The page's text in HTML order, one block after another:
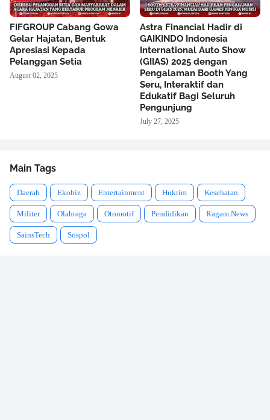
FIFGROUP Cabang Gowa
Gelar Hajatan, Bentuk
Apresiasi Kepada
Pelanggan Setia
August 02, 2025
Astra Financial Hadir di
GAIKINDO Indonesia
International Auto Show
(GIIAS) 2025 dengan
Pengalaman Booth Yang
Seru, Interaktif dan
Edukatif Bagi Seluruh
Pengunjung
July 27, 2025
Main Tags
Daerah Ekobiz Entertainment Hukrim Kesehatan
Militer Olahraga Otomotif Pendidikan Ragam News
SainsTech Sospol